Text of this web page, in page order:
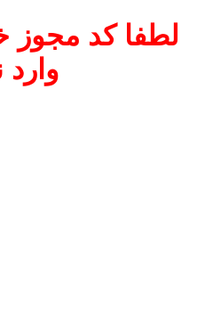
لطفا کد مجوز
وارد